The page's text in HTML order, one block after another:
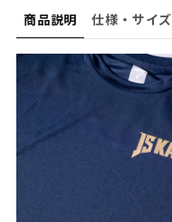
商品説明 仕様・サイズ